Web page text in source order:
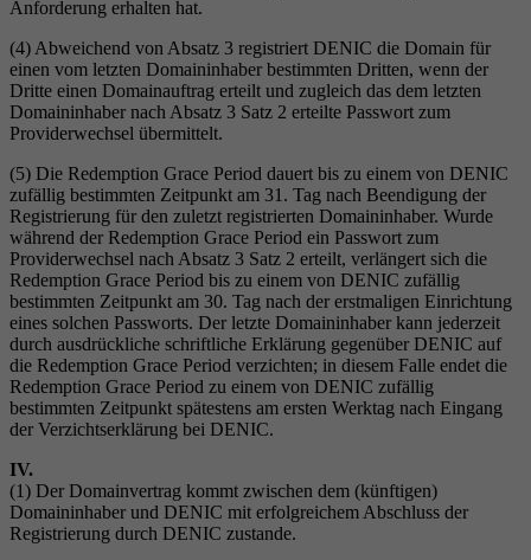
Anforderung erhalten hat.
(4) Abweichend von Absatz 3 registriert DENIC die Domain für
einen vom letzten Domaininhaber bestimmten Dritten, wenn der
Dritte einen Domainauftrag erteilt und zugleich das dem letzten
Domaininhaber nach Absatz 3 Satz 2 erteilte Passwort zum
Providerwechsel übermittelt.
(5) Die Redemption Grace Period dauert bis zu einem von DENIC
zufällig bestimmten Zeitpunkt am 31. Tag nach Beendigung der
Registrierung für den zuletzt registrierten Domaininhaber. Wurde
während der Redemption Grace Period ein Passwort zum
Providerwechsel nach Absatz 3 Satz 2 erteilt, verlängert sich die
Redemption Grace Period bis zu einem von DENIC zufällig
bestimmten Zeitpunkt am 30. Tag nach der erstmaligen Einrichtung
eines solchen Passworts. Der letzte Domaininhaber kann jederzeit
durch ausdrückliche schriftliche Erklärung gegenüber DENIC auf
die Redemption Grace Period verzichten; in diesem Falle endet die
Redemption Grace Period zu einem von DENIC zufällig
bestimmten Zeitpunkt spätestens am ersten Werktag nach Eingang
der Verzichtserklärung bei DENIC.
IV.
(1) Der Domainvertrag kommt zwischen dem (künftigen)
Domaininhaber und DENIC mit erfolgreichem Abschluss der
Registrierung durch DENIC zustande.